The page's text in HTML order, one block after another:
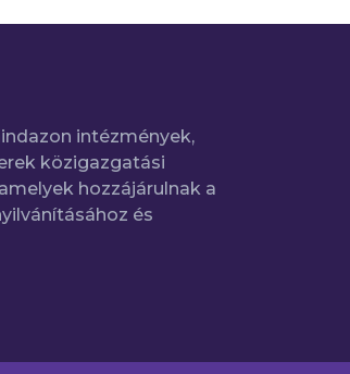
intézmények,
közigazgatási
hozzájárulnak a
és